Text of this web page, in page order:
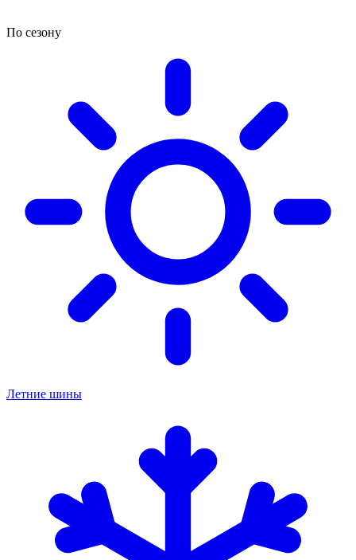
По сезону
Летние шины